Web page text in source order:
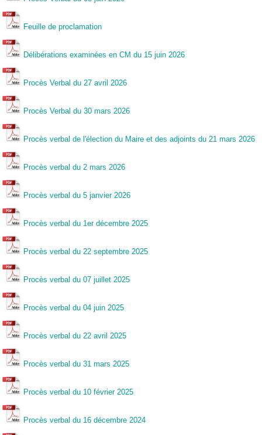
Feuille de proclamation
Délibérations examinées en CM du 15 juin 2026
Procès Verbal du 27 avril 2026
Procès Verbal du 30 mars 2026
Procès verbal de l'élection du Maire et des adjoints du 21 mars 2026
Procès verbal du 2 mars 2026
Procès verbal du 5 janvier 2026
Procès verbal du 1er décembre 2025
Procès verbal du 22 septembre 2025
Procès verbal du 07 juillet 2025
Procès verbal du 04 juin 2025
Procès verbal du 22 avril 2025
Procès verbal du 31 mars 2025
Procès verbal du 10 février 2025
Procès verbal du 16 décembre 2024